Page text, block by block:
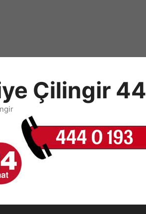
Çilingir